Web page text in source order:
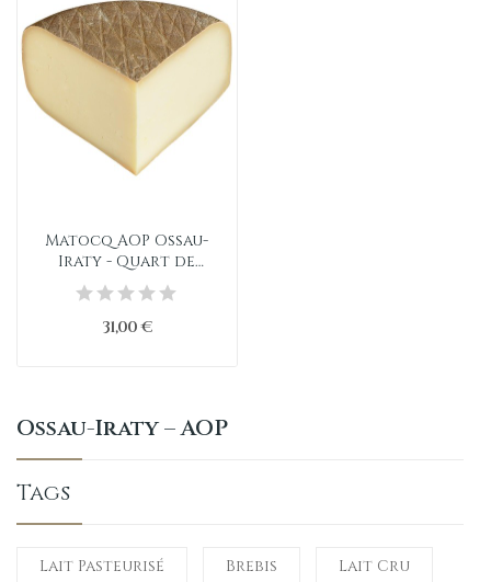
Ossau-Iraty – AOP
Tags
Lait Pasteurisé Brebis Lait Cru
Matocq AOP Ossau-
Iraty - Quart de
tomme
31,00 €